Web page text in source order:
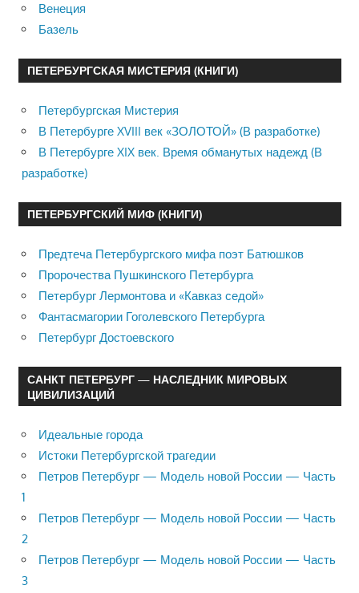
Венеция
Базель
ПЕТЕРБУРГСКАЯ МИСТЕРИЯ (КНИГИ)
Петербургская Мистерия
В Петербурге XVIII век «ЗОЛОТОЙ» (В разработке)
В Петербурге XIX век. Время обманутых надежд (В
разработке)
ПЕТЕРБУРГСКИЙ МИФ (КНИГИ)
Предтеча Петербургского мифа поэт Батюшков
Пророчества Пушкинского Петербурга
Петербург Лермонтова и «Кавказ седой»
Фантасмагории Гоголевского Петербурга
Петербург Достоевского
САНКТ ПЕТЕРБУРГ — НАСЛЕДНИК МИРОВЫХ
ЦИВИЛИЗАЦИЙ
Идеальные города
Истоки Петербургской трагедии
Петров Петербург — Модель новой России — Часть
1
Петров Петербург — Модель новой России — Часть
2
Петров Петербург — Модель новой России — Часть
3